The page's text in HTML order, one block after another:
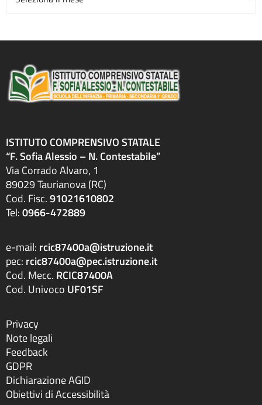
ISTITUTO COMPRENSIVO STATALE
“F. Sofia Alessio – N. Contestabile”
Via Corrado Alvaro, 1
89029 Taurianova (RC)
Cod. Fisc.91021610802
Tel:0966-472889
e-mail: rcic87400a@istruzione.it
pec: rcic87400a@pec.istruzione.it
Cod. Mecc. RCIC87400A
Cod. Univoco UF01SF
Privacy
Note legali
Feedback
GDPR
Dichiarazione AGID
Obiettivi di Accessibilità